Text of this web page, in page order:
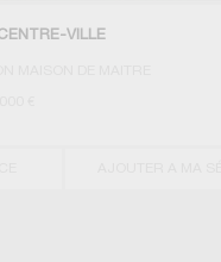
VILLE